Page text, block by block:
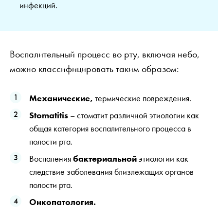
инфекций.
Воспалительный процесс во рту, включая небо,
можно классифицировать таким образом:
Механические, термические повреждения.
Stomatitis – стоматит различной этиологии как
общая категория воспалительного процесса в
полости рта.
Воспалениябактериальнойэтиологии как
следствие заболевания близлежащих органов
полости рта.
Онкопатология.